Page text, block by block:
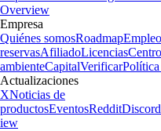
Overview
Empresa
Quiénes somosRoadmapEmpleo
reservasAfiliadoLicencias
ambienteCapitalVerificarPolítica
Actualizaciones
XNoticias de
productosEventosRedditDiscord
iew